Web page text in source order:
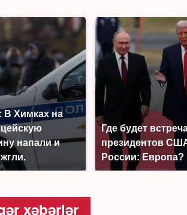
Химках на
напали и
Где будет
президентов
России: Европа?
xəbərlər